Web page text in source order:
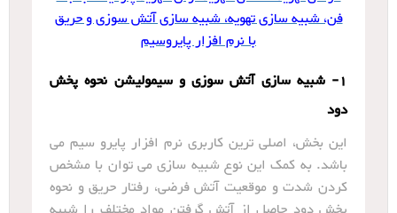
فن، شبیه سازی تهویه، شبیه سازی آتش سوزی و حریق
با نرم افزار پایروسیم
1- شبیه سازی آتش سوزی و سیمولیشن نحوه پخش
دود
این بخش، اصلی ترین کاربری نرم افزار پایرو سیم می
باشد. به کمک این نوع شبیه سازی می توان با مشخص
کردن شدت و موقعیت آتش فرضی، رفتار حریق و نحوه